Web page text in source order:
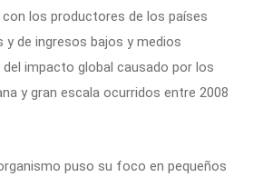
los productores de los países
y de ingresos bajos y medios
del impacto global causado por los
y gran escala ocurridos entre 2008
puso su foco en pequeños